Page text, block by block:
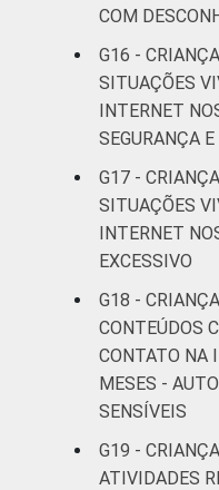
COM
G16 -
SITUAÇÕES
INTERNET
SEGURANÇA
G17 -
SITUAÇÕES
INTERNET
EXCESSIVO
G18 -
CONTEÚDOS
CONTATO NA
MESES -
SENSÍVEIS
G19 -
ATIVIDADES